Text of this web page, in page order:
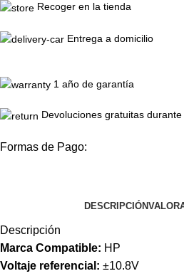
Recoger en la tienda
Entrega a domicilio
1 año de garantía
Devoluciones gratuitas
Formas de Pago:
DESCRIPCIÓN
Descripción
Marca Compatible: HP
Voltaje referencial: ±10.8V